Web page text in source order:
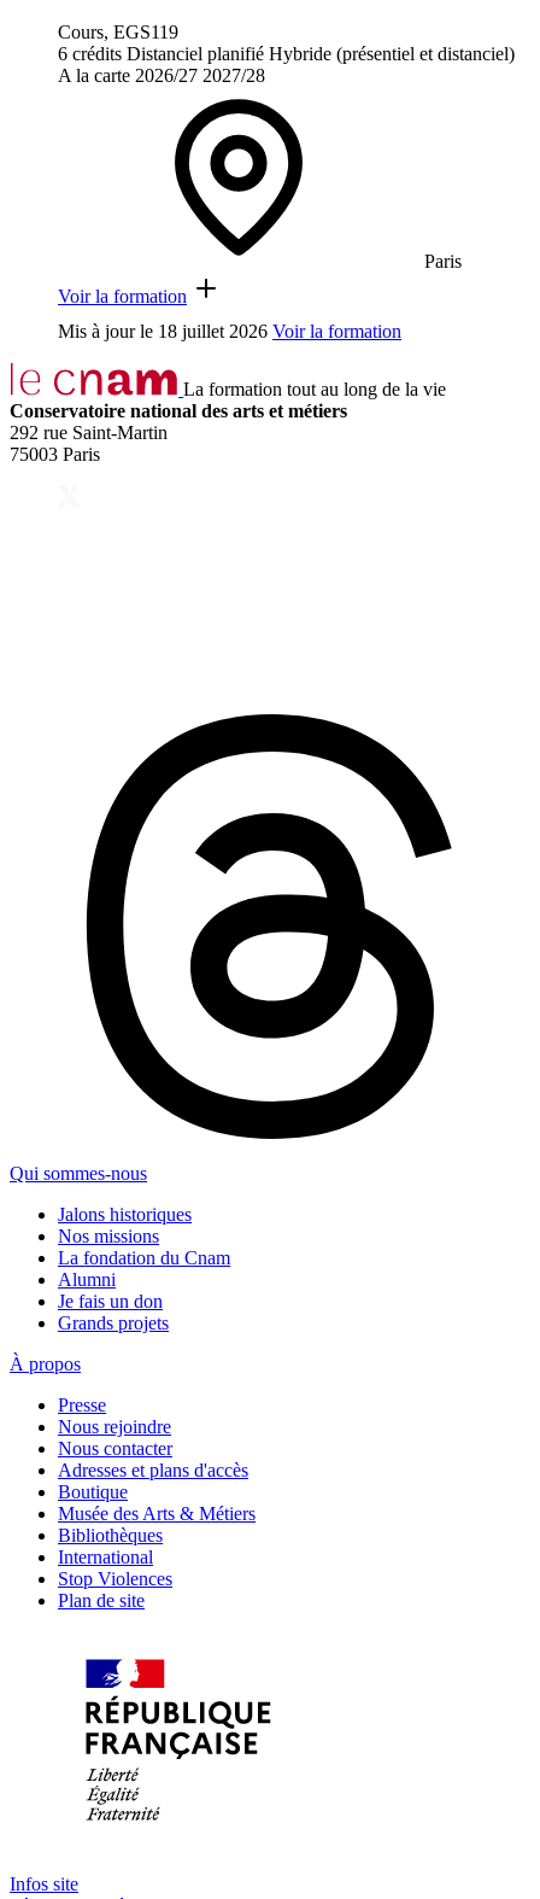
Cours, EGS119
6 crédits Distanciel planifié Hybride (présentiel et distanciel)
A la carte 2026/27 2027/28
Paris
Voir la formation
Mis à jour le 18 juillet 2026 Voir la formation
La formation tout au long de la vie
Conservatoire national des arts et métiers
292 rue Saint-Martin
75003 Paris
Qui sommes-nous
Jalons historiques
Nos missions
La fondation du Cnam
Alumni
Je fais un don
Grands projets
À propos
Presse
Nous rejoindre
Nous contacter
Adresses et plans d'accès
Boutique
Musée des Arts & Métiers
Bibliothèques
International
Stop Violences
Plan de site
Infos site